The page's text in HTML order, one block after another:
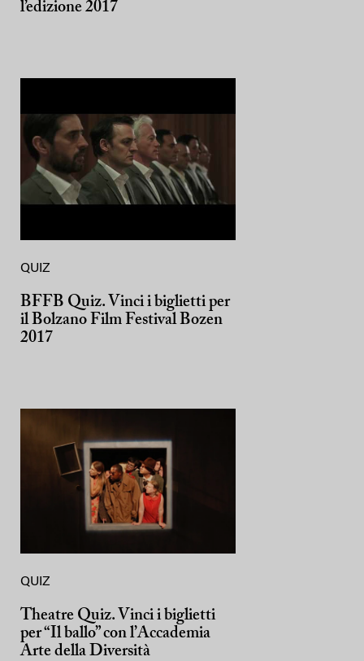
l’edizione 2017
QUIZ
BFFB Quiz. Vinci i biglietti per
il Bolzano Film Festival Bozen
2017
QUIZ
Theatre Quiz. Vinci i biglietti
per “Il ballo” con l’Accademia
Arte della Diversità